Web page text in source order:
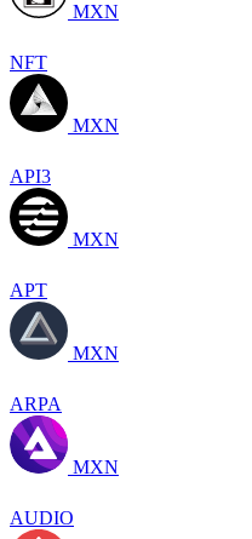
MXN
NFT
MXN
API3
MXN
APT
MXN
ARPA
MXN
AUDIO